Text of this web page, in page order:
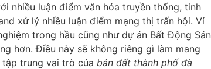
nhiều luận điểm văn hóa truyền thống, tinh
xử lý nhiều luận điểm mạng thị trấn hội. Ví
trong hầu cũng như dự án Bất Động Sản
hơn. Điều này sẽ không riêng gì làm mang
trung vai trò của bán đất thành phố đà